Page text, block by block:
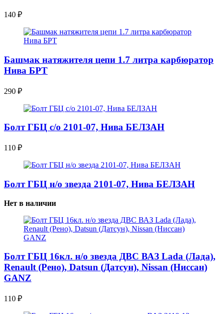
140 ₽
Башмак натяжителя цепи 1.7 литра карбюратор
Нива БРТ
290 ₽
Болт ГБЦ c/о 2101-07, Нива БЕЛЗАН
110 ₽
Болт ГБЦ н/о звезда 2101-07, Нива БЕЛЗАН
Нет в наличии
Болт ГБЦ 16кл. н/о звезда ДВС ВАЗ Lada (Лада),
Renault (Рено), Datsun (Датсун), Nissan (Ниссан)
GANZ
110 ₽